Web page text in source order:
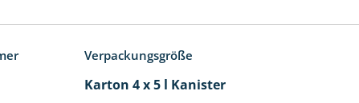
Verpackungsgröße
Karton 4 x 5 l Kanister